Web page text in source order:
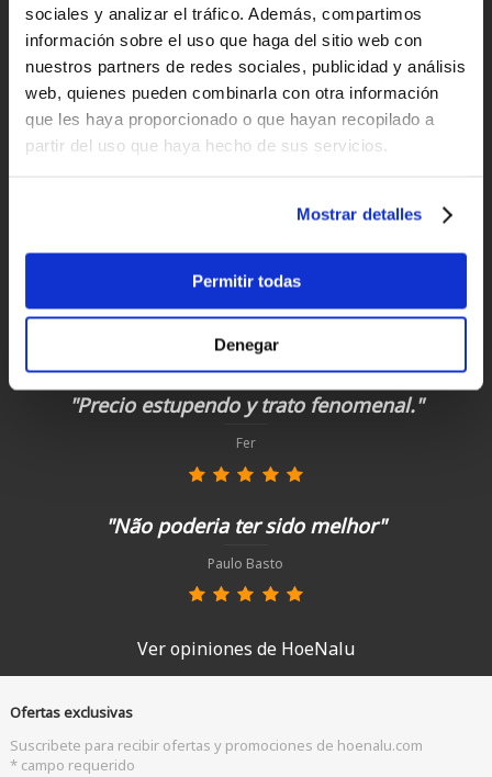
sociales y analizar el tráfico. Además, compartimos
información sobre el uso que haga del sitio web con
nuestros partners de redes sociales, publicidad y análisis
web, quienes pueden combinarla con otra información
que les haya proporcionado o que hayan recopilado a
partir del uso que haya hecho de sus servicios.
Mostrar detalles
Permitir todas
Denegar
Clientes satisfechos
¡compra hoy con nosotros!
"Simples, eficaz e rapido"
Paulo Basto
"Precio estupendo y trato fenomenal."
Fer
"Não poderia ter sido melhor"
Paulo Basto
Ver opiniones de HoeNalu
Ofertas exclusivas
Suscribete para recibir ofertas y promociones de hoenalu.com
* campo requerido